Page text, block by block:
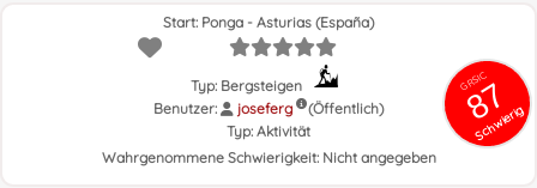
GRSIC
87
Schwierig
Start: Ponga - Asturias (España)
Typ: Bergsteigen
Benutzer:
joseferg
(Öffentlich)
Typ: Aktivität
Wahrgenommene Schwierigkeit: Nicht angegeben